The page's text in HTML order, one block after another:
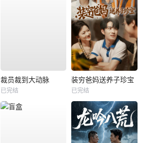
裁员裁到大动脉
已完结
装穷爸妈送养子珍宝
已完结